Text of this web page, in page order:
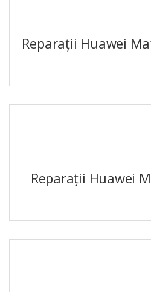
Reparații Huawei
Reparații Huawei